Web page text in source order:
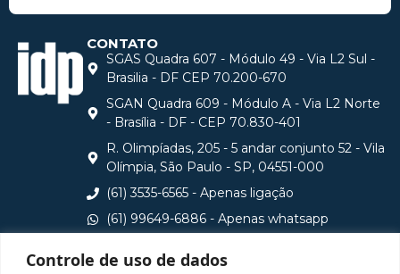
Controle de uso de dados
CONTATO
SGAS Quadra 607 - Módulo 49 - Via L2 Sul -
Brasilia - DF CEP 70.200-670
SGAN Quadra 609 - Módulo A - Via L2 Norte
- Brasília - DF - CEP 70.830-401
R. Olimpíadas, 205 - 5 andar conjunto 52 - Vila
Olímpia, São Paulo - SP, 04551-000
(61) 3535-6565 - Apenas ligação
(61) 99649-6886 - Apenas whatsapp